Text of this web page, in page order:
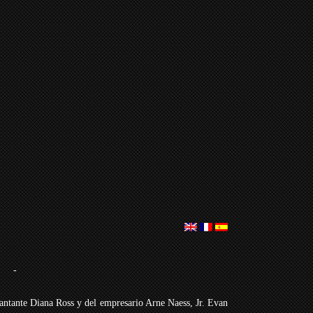
-
Diana Ross y del empresario Arne Naess, Jr. Evan